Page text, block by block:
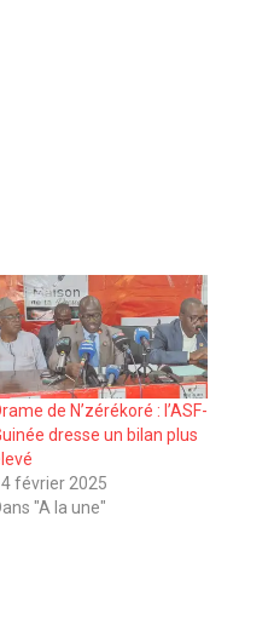
de N’zérékoré : l’ASF-
dresse un bilan plus
février 2025
"A la une"